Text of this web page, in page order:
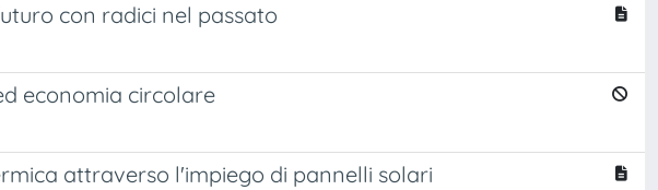
con radici nel passato
economia circolare
attraverso l'impiego di pannelli solari